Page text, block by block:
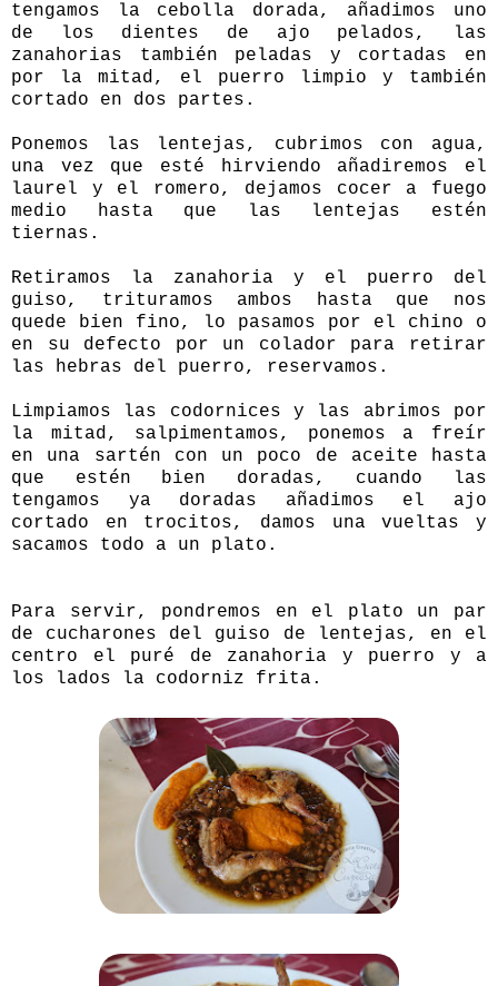
tengamos la cebolla dorada, añadimos uno
de los dientes de ajo pelados, las
zanahorias también peladas y cortadas en
por la mitad, el puerro limpio y también
cortado en dos partes.
Ponemos las lentejas, cubrimos con agua,
una vez que esté hirviendo añadiremos el
laurel y el romero, dejamos cocer a fuego
medio hasta que las lentejas estén
tiernas.
Retiramos la zanahoria y el puerro del
guiso, trituramos ambos hasta que nos
quede bien fino, lo pasamos por el chino o
en su defecto por un colador para retirar
las hebras del puerro, reservamos.
Limpiamos las codornices y las abrimos por
la mitad, salpimentamos, ponemos a freír
en una sartén con un poco de aceite hasta
que estén bien doradas, cuando las
tengamos ya doradas añadimos el ajo
cortado en trocitos, damos una vueltas y
sacamos todo a un plato.
Para servir, pondremos en el plato un par
de cucharones del guiso de lentejas, en el
centro el puré de zanahoria y puerro y a
los lados la codorniz frita.